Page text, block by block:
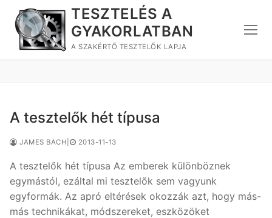
Ugrás
tartalomra
TESZTELÉS A
GYAKORLATBAN
A SZAKÉRTŐ TESZTELŐK LAPJA
A tesztelők hét típusa
JAMES BACH 2013-11-13
A tesztelők hét típusa Az emberek különböznek
egymástól, ezáltal mi tesztelõk sem vagyunk
egyformák. Az apró eltérések okozzák azt, hogy más-
más technikákat, módszereket, eszközöket